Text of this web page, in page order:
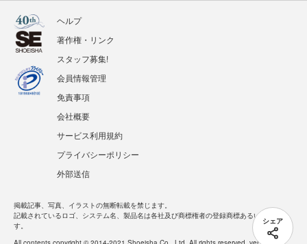
シェア
ヘルプ
著作権・リンク
スタッフ募集!
会員情報管理
免責事項
会社概要
サービス利用規約
プライバシーポリシー
外部送信
掲載記事、写真、イラストの無断転載を禁じます。
記載されているロゴ、システム名、製品名は各社及び商標権者の登録商標あるいは商標で
す。